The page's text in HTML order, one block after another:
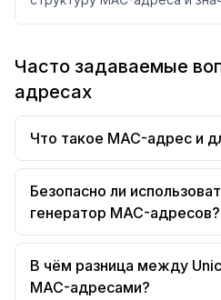
Часто задаваемые
адресах
Что такое MAC-адрес и
Безопасно ли
генератор MAC-адресов?
В чём разница между
MAC-адресами?